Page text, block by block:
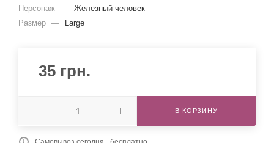
Персонаж — Железный человек
Размер — Large
35 грн.
В КОРЗИНУ